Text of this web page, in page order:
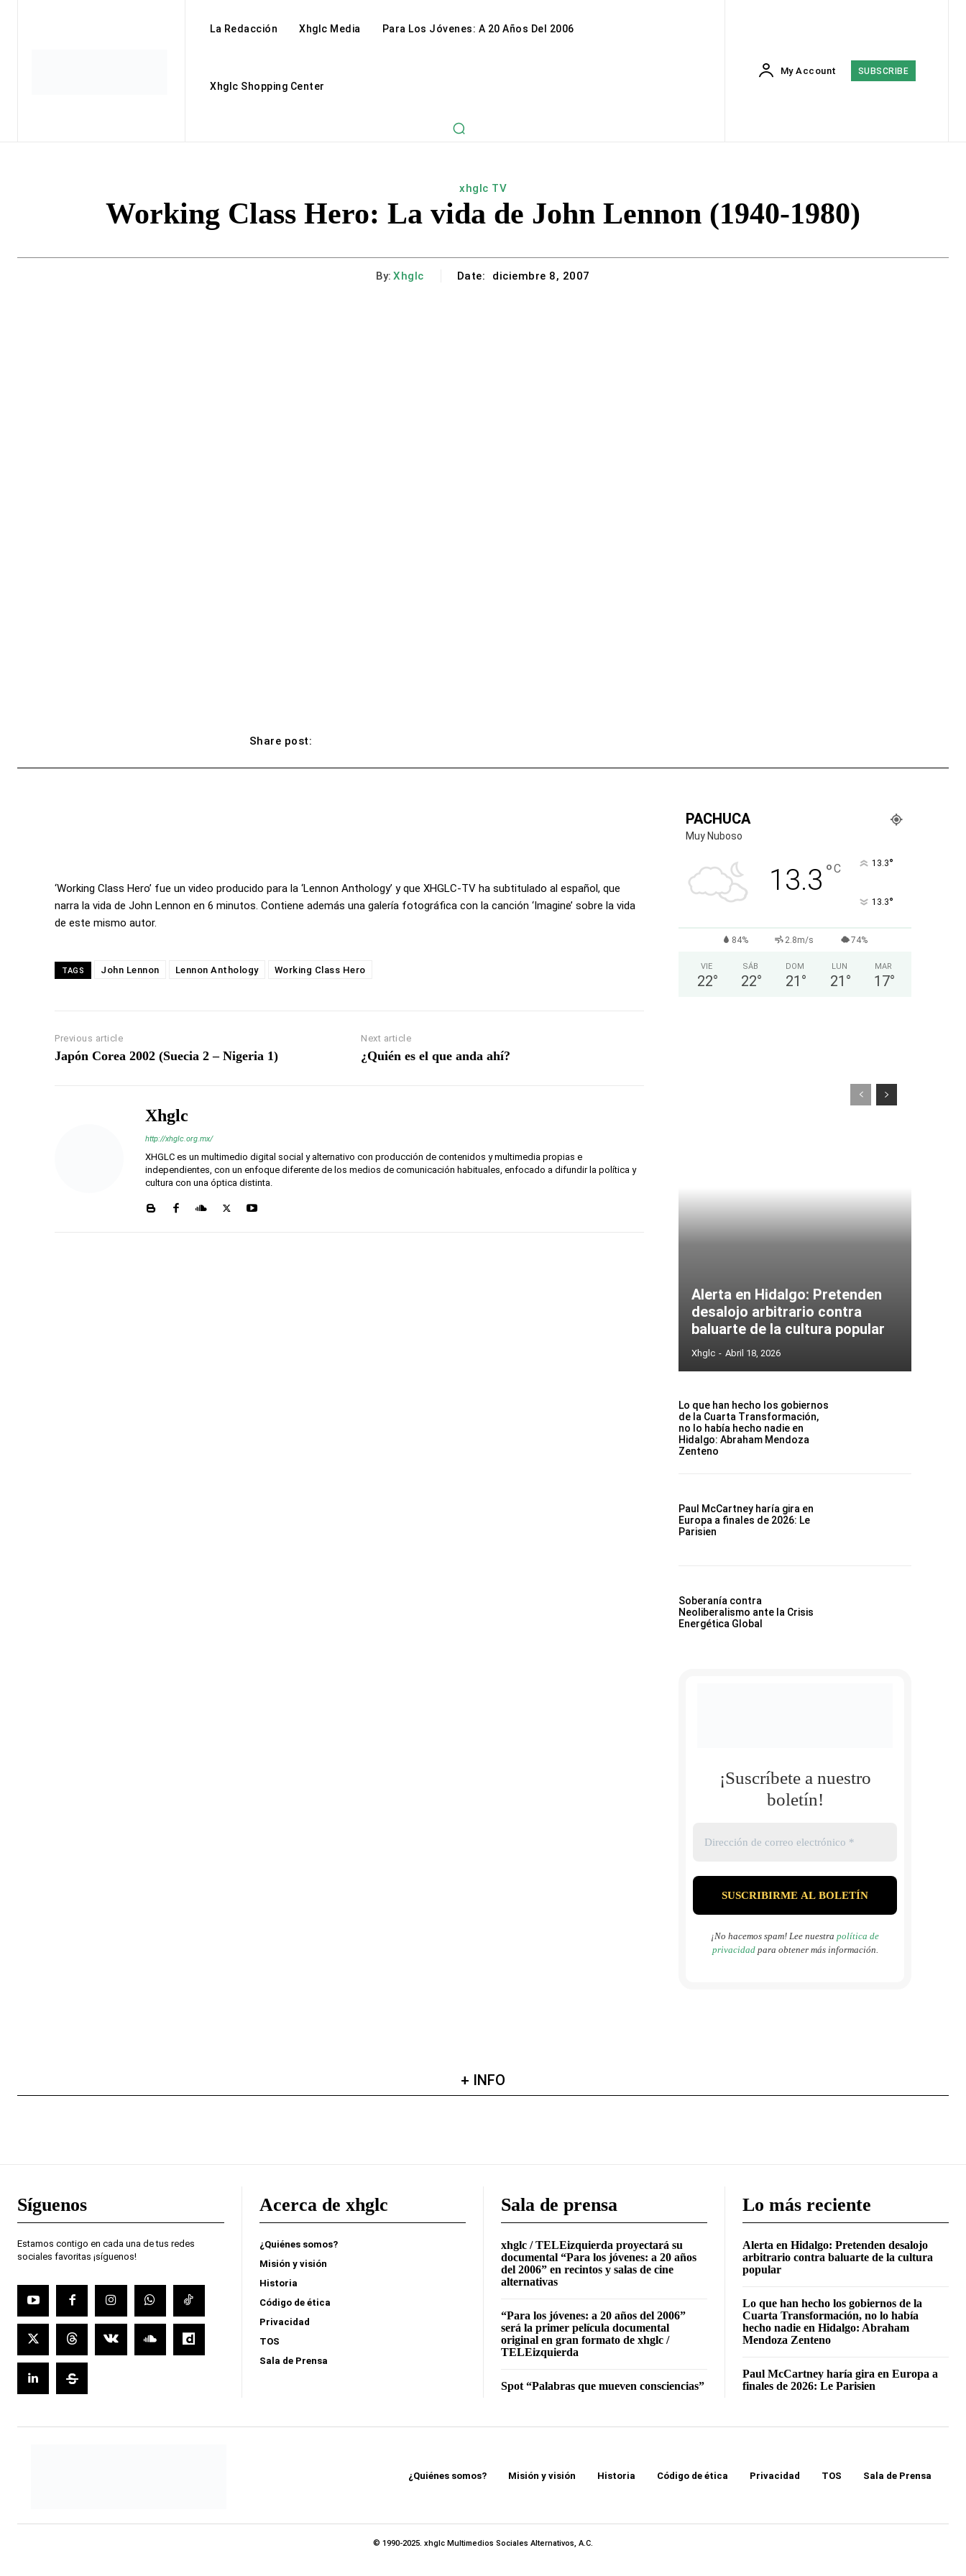
La Redacción Xhglc Media Para Los Jóvenes: A 20 Años Del 2006
Xhglc Shopping Center
My Account SUBSCRIBE
xhglc TV
Working Class Hero: La vida de John Lennon (1940-1980)
By: Xhglc Date: diciembre 8, 2007
Share post:
‘Working Class Hero’ fue un video producido para la ‘Lennon Anthology’ y que XHGLC-TV ha subtitulado al español, que
narra la vida de John Lennon en 6 minutos. Contiene además una galería fotográfica con la canción ‘Imagine’ sobre la vida
de este mismo autor.
TAGS John Lennon Lennon Anthology Working Class Hero
Previous article
Japón Corea 2002 (Suecia 2 – Nigeria 1)
Next article
¿Quién es el que anda ahí?
Xhglc
http://xhglc.org.mx/
XHGLC es un multimedio digital social y alternativo con producción de contenidos y multimedia propias e
independientes, con un enfoque diferente de los medios de comunicación habituales, enfocado a difundir la política y
cultura con una óptica distinta.
PACHUCA
Muy Nuboso
13.3 °C 13.3°
13.3°
84% 2.8m/s 74%
VIE
22°
SÁB
22°
DOM
21 °
LUN
21 °
MAR
17°
Alerta en Hidalgo: Pretenden
desalojo arbitrario contra
baluarte de la cultura popular
Xhglc - Abril 18, 2026
Lo que han hecho los gobiernos
de la Cuarta Transformación,
no lo había hecho nadie en
Hidalgo: Abraham Mendoza
Zenteno
Paul McCartney haría gira en
Europa a finales de 2026: Le
Parisien
Soberanía contra
Neoliberalismo ante la Crisis
Energética Global
¡Suscríbete a nuestro
boletín!
¡No hacemos spam! Lee nuestra política de
privacidadpara obtener más información.
+ INFO
Síguenos
Estamos contigo en cada una de tus redes
sociales favoritas ¡síguenos!
Acerca de xhglc
¿Quiénes somos?
Misión y visión
Historia
Código de ética
Privacidad
TOS
Sala de Prensa
Sala de prensa
xhglc / TELEizquierda proyectará su
documental “Para los jóvenes: a 20 años
del 2006” en recintos y salas de cine
alternativas
“Para los jóvenes: a 20 años del 2006”
será la primer película documental
original en gran formato de xhglc /
TELEizquierda
Spot “Palabras que mueven consciencias”
Lo más reciente
Alerta en Hidalgo: Pretenden desalojo
arbitrario contra baluarte de la cultura
popular
Lo que han hecho los gobiernos de la
Cuarta Transformación, no lo había
hecho nadie en Hidalgo: Abraham
Mendoza Zenteno
Paul McCartney haría gira en Europa a
finales de 2026: Le Parisien
¿Quiénes somos? Misión y visión Historia Código de ética Privacidad TOS Sala de Prensa
© 1990-2025. xhglc Multimedios Sociales Alternativos, A.C.